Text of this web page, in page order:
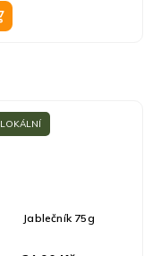
LOKÁLNÍ
Jablečník 75g